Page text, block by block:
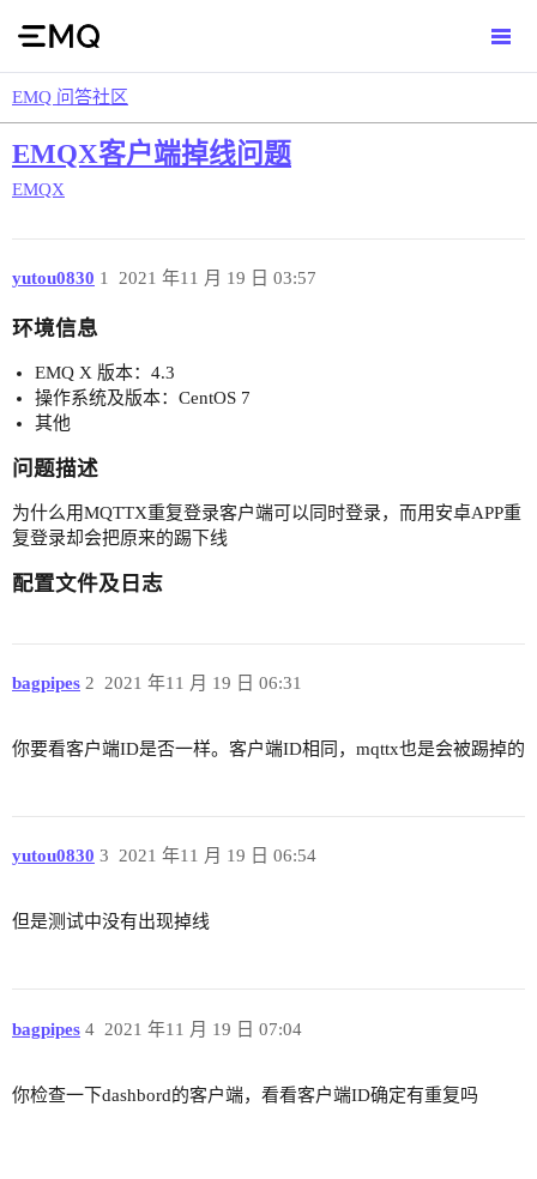
EMQ 问答社区
EMQX客户端掉线问题
EMQX
yutou0830 2021 年11 月 19 日 03:57
1
环境信息
EMQ X 版本：4.3
操作系统及版本：CentOS 7
其他
问题描述
为什么用MQTTX重复登录客户端可以同时登录，而用安卓APP重
复登录却会把原来的踢下线
配置文件及日志
bagpipes 2021 年11 月 19 日 06:31
2
你要看客户端ID是否一样。客户端ID相同，mqttx也是会被踢掉的
yutou0830 2021 年11 月 19 日 06:54
3
但是测试中没有出现掉线
bagpipes 2021 年11 月 19 日 07:04
4
你检查一下dashbord的客户端，看看客户端ID确定有重复吗